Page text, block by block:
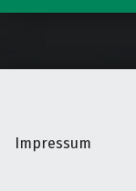
Impressum